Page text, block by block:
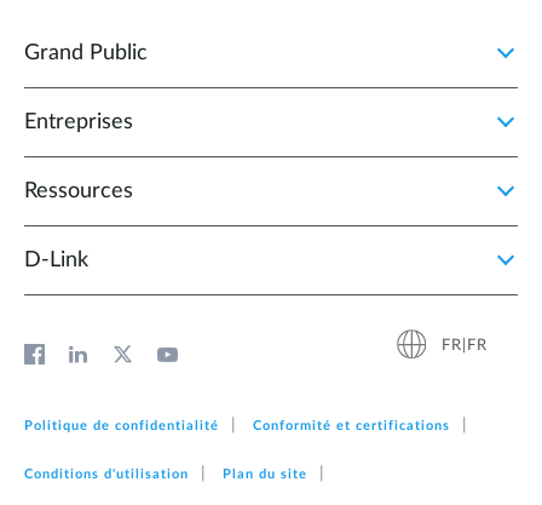
Grand Public
Entreprises
Ressources
D‑Link
FR|FR
Politique de confidentialité Conformité et certifications
Conditions d'utilisation Plan du site